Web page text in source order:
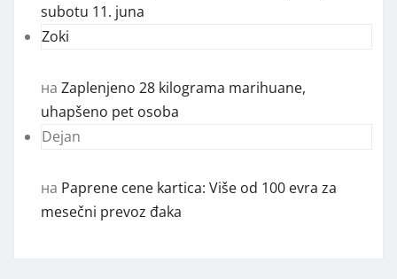
subotu 11. juna
Zoki
на Zaplenjeno 28 kilograma marihuane,
uhapšeno pet osoba
Dejan
на Paprene cene kartica: Više od 100 evra za
mesečni prevoz đaka